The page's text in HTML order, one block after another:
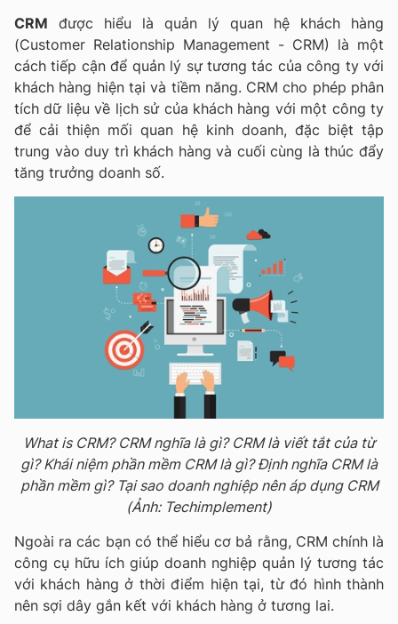
CRM được hiểu là quản lý quan hệ khách hàng
(Customer Relationship Management - CRM) là một
cách tiếp cận để quản lý sự tương tác của công ty với
khách hàng hiện tại và tiềm năng. CRM cho phép phân
tích dữ liệu về lịch sử của khách hàng với một công ty
để cải thiện mối quan hệ kinh doanh, đặc biệt tập
trung vào duy trì khách hàng và cuối cùng là thúc đẩy
tăng trưởng doanh số.
What is CRM? CRM nghĩa là gì? CRM là viết tắt của từ
gì? Khái niệm phần mềm CRM là gì? Định nghĩa CRM là
phần mềm gì? Tại sao doanh nghiệp nên áp dụng CRM
(Ảnh: Techimplement)
Ngoài ra các bạn có thể hiểu cơ bả rằng, CRM chính là
công cụ hữu ích giúp doanh nghiệp quản lý tương tác
với khách hàng ở thời điểm hiện tại, từ đó hình thành
nên sợi dây gắn kết với khách hàng ở tương lai.